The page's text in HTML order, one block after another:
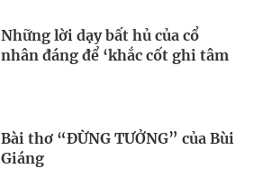
Những lời dạy bất hủ của cổ
nhân đáng để ‘khắc cốt ghi tâm
Bài thơ “ĐỪNG TƯỞNG” của Bùi
Giáng